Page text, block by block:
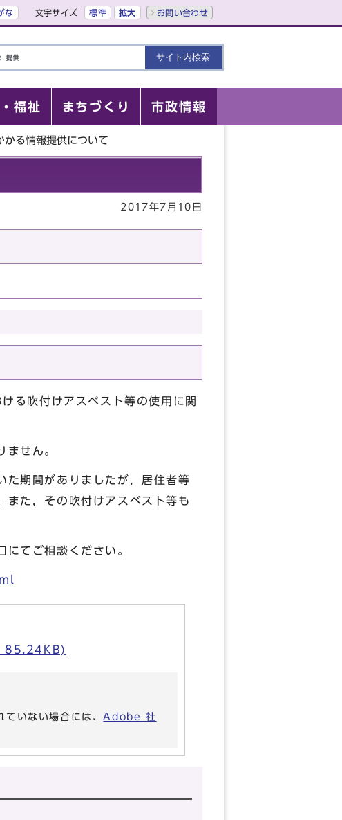
な 文字サイズ 標準 拡大 お問い合わせ
福祉 まちづくり 市政情報
かる情報提供について
2017年7月10日
る吹付けアスベスト等の使用に関
ません。
た期間がありましたが，居住者等
また，その吹付けアスベスト等も
てご相談ください。
, 85.24KB)
いない場合には、Adobe 社